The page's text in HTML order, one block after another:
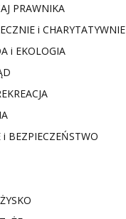
PRAWNIKA
i CHARYTATYWNIE
i EKOLOGIA
i BEZPIECZEŃSTWO